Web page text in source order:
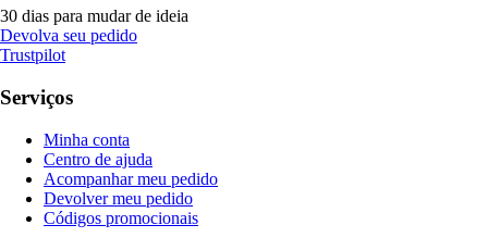
30 dias para mudar de ideia
Devolva seu pedido
Trustpilot
Serviços
Minha conta
Centro de ajuda
Acompanhar meu pedido
Devolver meu pedido
Códigos promocionais